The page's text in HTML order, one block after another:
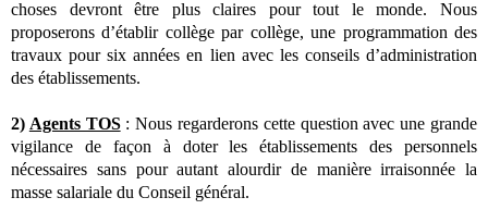
choses devront être plus claires pour tout le monde. Nous
proposerons d’établir collège par collège, une programmation des
travaux pour six années en lien avec les conseils d’administration
des établissements.
2) Agents TOS: Nous regarderons cette question avec une grande
vigilance de façon à doter les établissements des personnels
nécessaires sans pour autant alourdir de manière irraisonnée la
masse salariale du Conseil général.